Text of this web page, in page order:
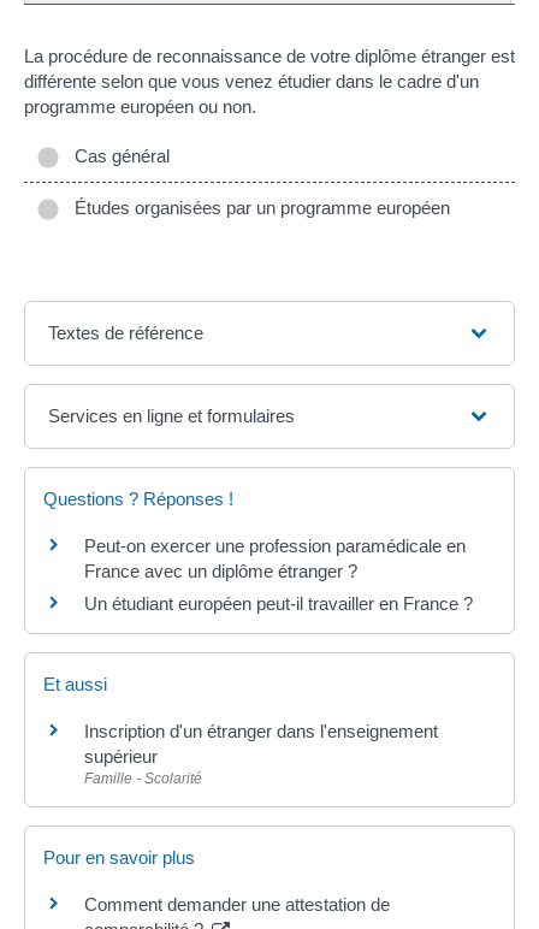
La procédure de reconnaissance de votre diplôme étranger est
différente selon que vous venez étudier dans le cadre d'un
programme européen ou non.
Cas général
Études organisées par un programme européen
Textes de référence
Services en ligne et formulaires
Questions ? Réponses !
Peut-on exercer une profession paramédicale en
France avec un diplôme étranger ?
Un étudiant européen peut-il travailler en France ?
Et aussi
Inscription d'un étranger dans l'enseignement
supérieur
Famille - Scolarité
Pour en savoir plus
Comment demander une attestation de